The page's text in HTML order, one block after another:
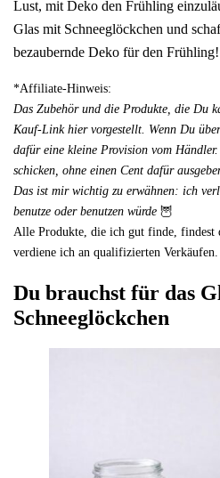
Lust, mit Deko den Frühling
Glas mit Schneeglöckchen und
bezaubernde Deko für den Frühling!
*Affiliate-Hinweis:
Das Zubehör und die Produkte, die Du
Kauf-Link hier vorgestellt. Wenn Du
dafür eine kleine Provision vom
schicken, ohne einen Cent dafür
Das ist mir wichtig zu erwähnen: ich
benutze oder benutzen würde 🦉
Alle Produkte, die ich gut finde, findest
verdiene ich an qualifizierten Verkäufen.
Du brauchst für das
Schneeglöckchen